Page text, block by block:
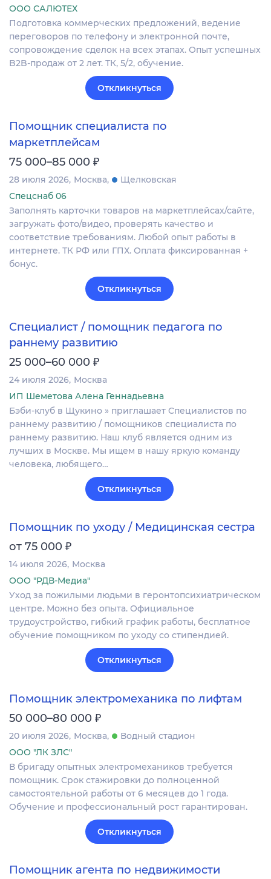
ООО САЛЮТЕХ
Подготовка коммерческих предложений, ведение
переговоров по телефону и электронной почте,
сопровождение сделок на всех этапах. Опыт успешных
B2B‐продаж от 2 лет. ТК, 5/2, обучение.
Откликнуться
Помощник специалиста по
маркетплейсам
75 000–85 000 ₽
28 июля 2026 Москва
Щелковская
Спецснаб 06
Заполнять карточки товаров на маркетплейсах/сайте,
загружать фото/видео, проверять качество и
соответствие требованиям. Любой опыт работы в
интернете. ТК РФ или ГПХ. Оплата фиксированная +
бонус.
Откликнуться
Специалист / помощник педагога по
раннему развитию
25 000–60 000 ₽
24 июля 2026 Москва
ИП Шеметова Алена Геннадьевна
Бэби-клуб в Щукино » приглашает Cпециалистов по
раннему развитию / помощников специалиста по
раннему развитию. Наш клуб является одним из
лучших в Москве. Мы ищем в нашу яркую команду
человека, любящего…
Откликнуться
Помощник по уходу / Медицинская сестра
от 75 000 ₽
14 июля 2026 Москва
ООО "РДВ-Медиа"
Уход за пожилыми людьми в геронтопсихиатрическом
центре. Можно без опыта. Официальное
трудоустройство, гибкий график работы, бесплатное
обучение помощником по уходу со стипендией.
Откликнуться
Помощник электромеханика по лифтам
50 000–80 000 ₽
20 июля 2026 Москва
Водный стадион
ООО "ЛК ЗЛС"
В бригаду опытных электромехаников требуется
помощник. Срок стажировки до полноценной
самостоятельной работы от 6 месяцев до 1 года.
Обучение и профессиональный рост гарантирован.
Откликнуться
Помощник агента по недвижимости